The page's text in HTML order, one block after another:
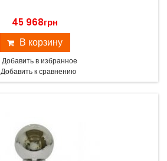
45 968грн
В корзину
Добавить в избранное
Добавить к сравнению